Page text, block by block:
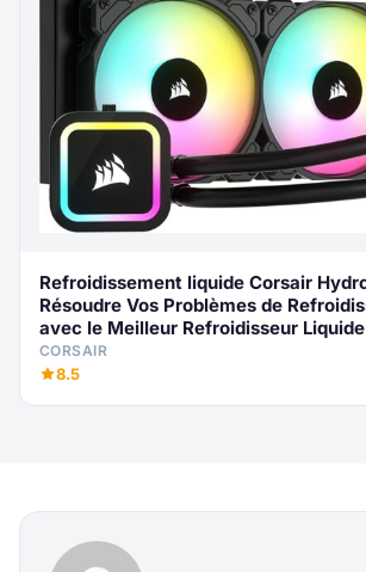
Refroidissement liquide Corsair
Résoudre Vos Problèmes de
avec le Meilleur Refroidisseur
CORSAIR
8.5